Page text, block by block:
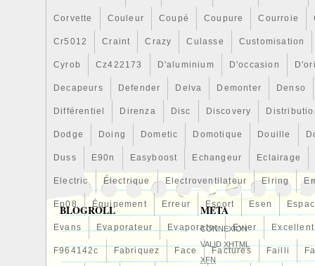
Corvette Couleur Coupé Coupure Courroie
Cr5012 Craint Crazy Culasse Customisation
Cyrob Cz422173 D'aluminium D'occasion
Decapeurs Defender Delva Demonter Denso
Différentiel Direnza Disc Discovery
Dodge Doing Dometic Domotique Douille
Duss E90n Easyboost Echangeur Eclairage
Electric Électrique Electroventilateur Elring
Ep08 Équipement Erreur Escort Esen
Evans Evaporateur Evaporator Evier Excellent
F964142c Fabriquez Face Factures Failli
Description alternative: moteur de
de radiateur, moteur de ventilation,
Gebläsemotor, Kühlergebläse,
Radiator Fan, Electric Fan, Radiator
ventilatore, motore del ventilatore,
radiatore, ventilatore elettrico,
ventilador, ventilador de presión,
VIN: YV1MW214262154124
moteur: B4184S11
groupe de produits: Kühlsystem
type de produit: Kühler
année: 02/2006
plate-forme: MW
BLOGROLL META
CONNEXION
VALIDXHTML
XFN